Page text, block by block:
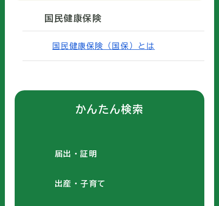
国民健康保険
国民健康保険（国保）とは
かんたん検索
届出・証明
出産・子育て